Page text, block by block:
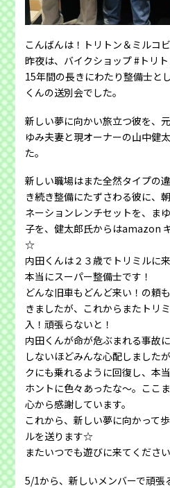
こんばんは！トリトン＆ミルコ
昨夜は、バイクショップ #トリ
15年間の長きにわたり整備士と
くんの送別会でした。
新しい夢に向かい旅立つ彼を、
ゆみ夫妻と現オーナーの山中健
た。
新しい職場はまた全然タイプの
き続き整備にたずさわる彼に、
ネーションレンチセットを、ま
子を、健太郎氏からはamazon
☆
内田くんは２３歳でトリミルに
本当にスーパー整備士です！
どんな旧車もどんど来い！の頼
きましたが、これからまたトリ
入！頑張らないと！
内田くんが命が危ぶまれる事故
しないほどみんな心配しました
クにも乗れるように回復し、本
ホントに色々あったな〜。ここ
心から感謝しています。
これから、新しい夢に向かって
ルを送ります☆
またいつでも遊びに来てください
5/1から、新しいメンバーで頑張